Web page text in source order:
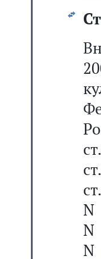
N
N
N